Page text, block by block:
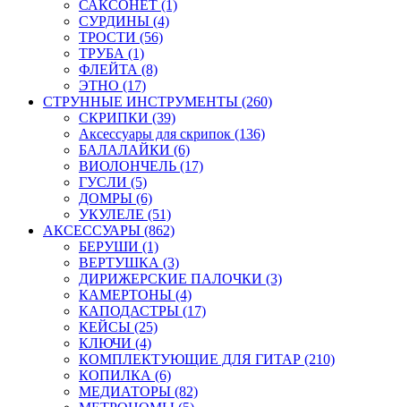
САКСОНЕТ (1)
СУРДИНЫ (4)
ТРОСТИ (56)
ТРУБА (1)
ФЛЕЙТА (8)
ЭТНО (17)
СТРУННЫЕ ИНСТРУМЕНТЫ (260)
СКРИПКИ (39)
Аксессуары для скрипок (136)
БАЛАЛАЙКИ (6)
ВИОЛОНЧЕЛЬ (17)
ГУСЛИ (5)
ДОМРЫ (6)
УКУЛЕЛЕ (51)
АКСЕССУАРЫ (862)
БЕРУШИ (1)
ВЕРТУШКА (3)
ДИРИЖЕРСКИЕ ПАЛОЧКИ (3)
КАМЕРТОНЫ (4)
КАПОДАСТРЫ (17)
КЕЙСЫ (25)
КЛЮЧИ (4)
КОМПЛЕКТУЮЩИЕ ДЛЯ ГИТАР (210)
КОПИЛКА (6)
МЕДИАТОРЫ (82)